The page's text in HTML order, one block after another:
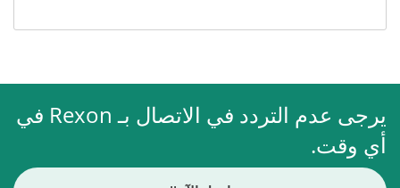
يرجى عدم التردد في الاتصال بـ Rexon في
أي وقت.